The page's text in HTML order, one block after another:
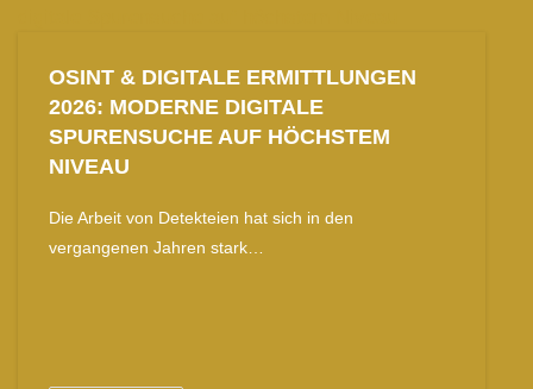
OSINT & DIGITALE ERMITTLUNGEN
2026: MODERNE DIGITALE
SPURENSUCHE AUF HÖCHSTEM
NIVEAU
Die Arbeit von Detekteien hat sich in den
vergangenen Jahren stark…